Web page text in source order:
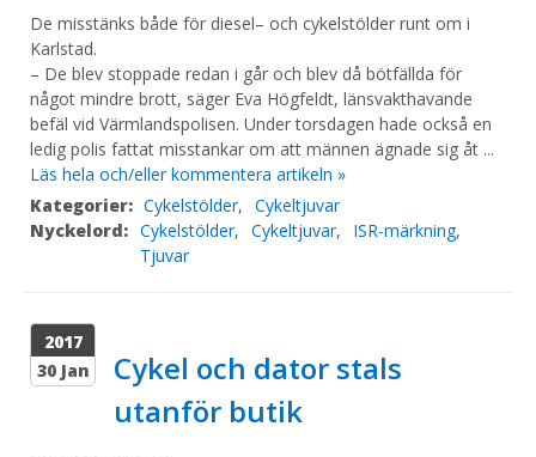
De misstänks både för diesel– och cykelstölder runt om i
Karlstad.
– De blev stoppade redan i går och blev då bötfällda för
något mindre brott, säger Eva Högfeldt, länsvakthavande
befäl vid Värmlandspolisen. Under torsdagen hade också en
ledig polis fattat misstankar om att männen ägnade sig åt ...
Läs hela och/eller kommentera artikeln »
Kategorier: Cykelstölder, Cykeltjuvar
Nyckelord: Cykelstölder, Cykeltjuvar, ISR-märkning,
Tjuvar
2017
30 Jan
Cykel och dator stals
utanför butik